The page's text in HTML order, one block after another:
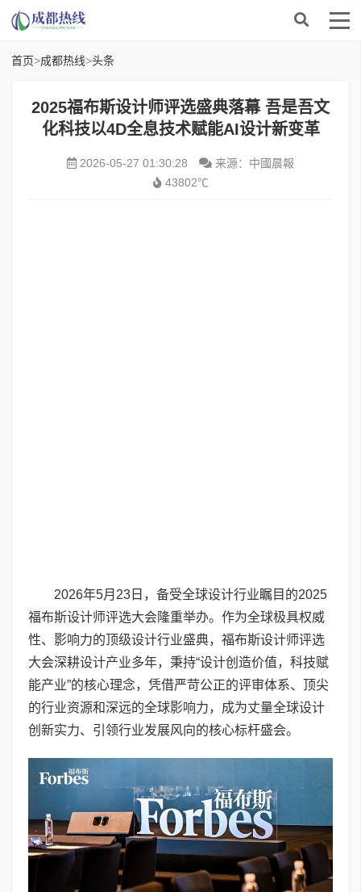
首页>成都热线>头条
2025福布斯设计师评选盛典落幕 吾是吾文
化科技以4D全息技术赋能AI设计新变革
2026-05-27 01:30:28
来源：中國晨報
43802℃
2026年5月23日，备受全球设计行业瞩目的2025
福布斯设计师评选大会隆重举办。作为全球极具权威
性、影响力的顶级设计行业盛典，福布斯设计师评选
大会深耕设计产业多年，秉持“设计创造价值，科技赋
能产业”的核心理念，凭借严苛公正的评审体系、顶尖
的行业资源和深远的全球影响力，成为丈量全球设计
创新实力、引领行业发展风向的核心标杆盛会。